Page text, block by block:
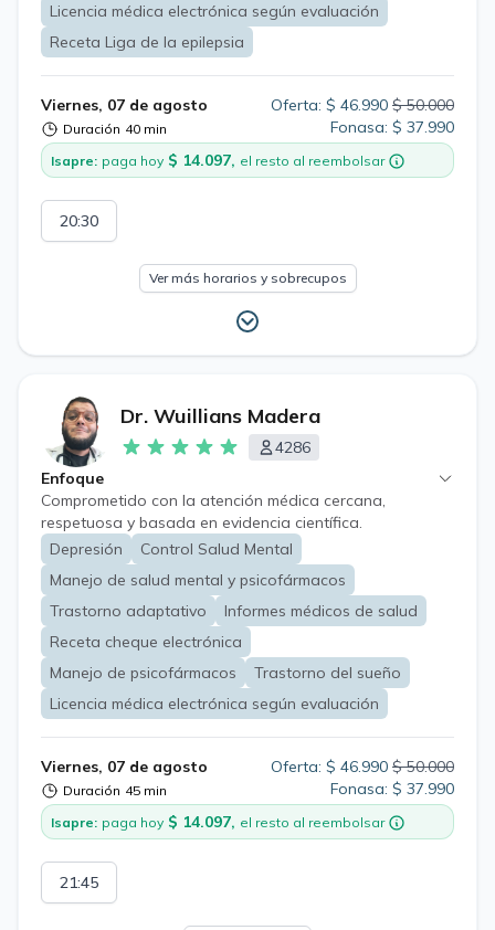
Licencia médica electrónica según evaluación
Receta Liga de la epilepsia
Viernes, 07 de agosto
Duración 40 min
Oferta: $ 46.990 $ 50.000
Fonasa: $ 37.990
Isapre: paga hoy $ 14.097, el resto al reembolsar
20:30
Ver más horarios y sobrecupos
Dr. Wuillians Madera
4286
Enfoque
Comprometido con la atención médica cercana,
respetuosa y basada en evidencia científica.
Depresión
Control Salud Mental
Manejo de salud mental y psicofármacos
Trastorno adaptativo
Informes médicos de salud
Receta cheque electrónica
Manejo de psicofármacos
Trastorno del sueño
Licencia médica electrónica según evaluación
Viernes, 07 de agosto
Duración 45 min
Oferta: $ 46.990 $ 50.000
Fonasa: $ 37.990
Isapre: paga hoy $ 14.097, el resto al reembolsar
21:45